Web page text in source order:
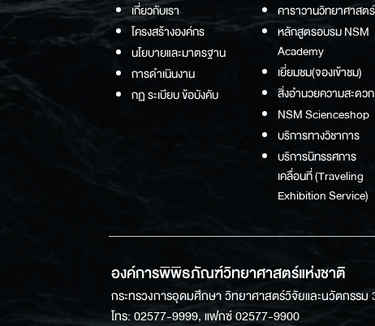
เกี่ยวกับเรา
โครงสร้างองค์กร
นโยบายและมาตรฐาน
การดำเนินงาน
กฏ ระเบียบ ข้อบังคับ
คาราวานวิทยาศาสตร์
หลักสูตรอบรม NSM
Academy
เยี่ยมชม(จองเข้าชม)
สิ่งอำนวยความสะดวก
NSM Scienceshop
บริการทางวิชาการ
บริการนิทรรศการ
เคลื่อนที่ (Traveling
Exhibition Service)
องค์การพิพิธภัณฑ์วิทยาศาสตร์แห่งชาติ
กระทรวงการอุดมศึกษา วิทยาศาสตร์วิจัยและนวัตกร
โทร: 02577-9999, แฟกซ์ 02577-9900